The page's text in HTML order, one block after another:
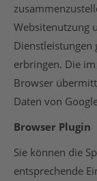
Websitenutzung
Dienstleistungen
erbringen. Die
Browser
Daten von
Browser Plugin
Sie können die
entsprechende